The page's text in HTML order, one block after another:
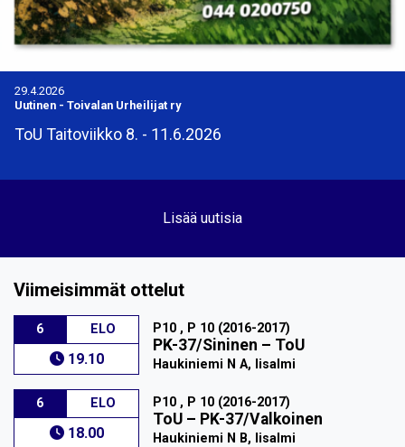
29.4.2026
Uutinen - Toivalan Urheilijat ry
ToU Taitoviikko 8. - 11.6.2026
Lisää uutisia
Viimeisimmät ottelut
6 ELO
19.10
P10 , P 10 (2016-2017)
PK-37/Sininen – ToU
Haukiniemi N A, Iisalmi
6 ELO
18.00
P10 , P 10 (2016-2017)
ToU – PK-37/Valkoinen
Haukiniemi N B, Iisalmi